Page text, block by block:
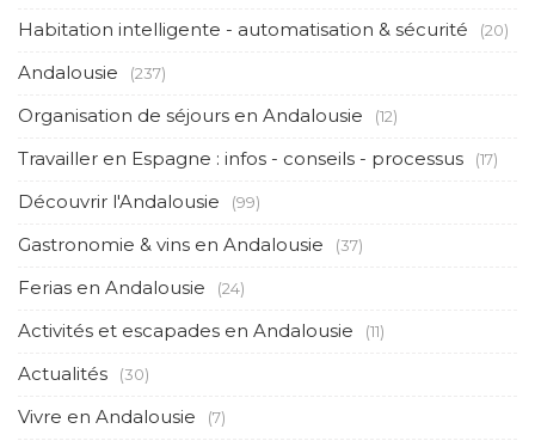
Habitation intelligente - automatisation & sécurité (20)
Andalousie (237)
Organisation de séjours en Andalousie (12)
Travailler en Espagne : infos - conseils - processus (17)
Découvrir l'Andalousie (99)
Gastronomie & vins en Andalousie (37)
Ferias en Andalousie (24)
Activités et escapades en Andalousie (11)
Actualités (30)
Vivre en Andalousie (7)